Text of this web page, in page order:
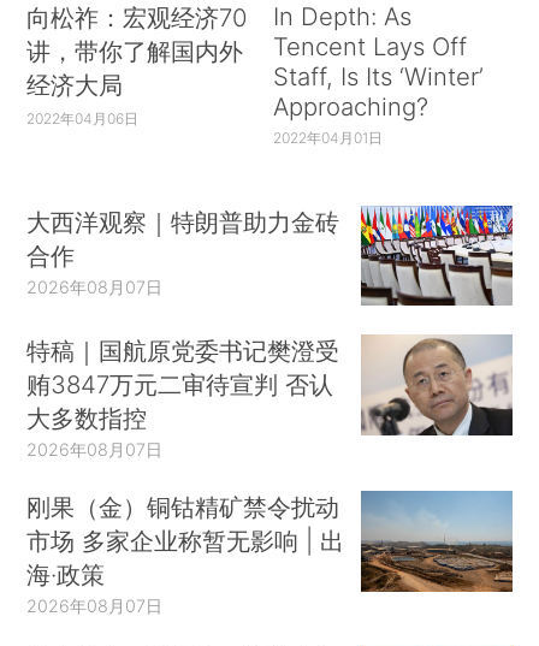
向松祚：宏观经济70
讲，带你了解国内外
经济大局
2022年04月06日
In Depth: As
Tencent Lays Off
Staff, Is Its ‘Winter’
Approaching?
2022年04月01日
大西洋观察｜特朗普助力金砖
合作
2026年08月07日
特稿｜国航原党委书记樊澄受
贿3847万元二审待宣判 否认
大多数指控
2026年08月07日
刚果（金）铜钴精矿禁令扰动
市场 多家企业称暂无影响 | 出
海·政策
2026年08月07日